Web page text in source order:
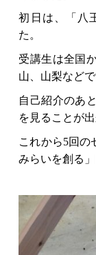
初日は、「八
た。
受講生は全国
山、山梨などで
自己紹介のあ
を見ることが
これから5回の
みらいを創る